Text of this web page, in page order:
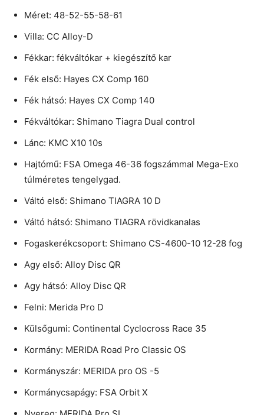
Méret: 48-52-55-58-61
Villa: CC Alloy-D
Fékkar: fékváltókar + kiegészítő kar
Fék első: Hayes CX Comp 160
Fék hátsó: Hayes CX Comp 140
Fékváltókar: Shimano Tiagra Dual control
Lánc: KMC X10 10s
Hajtómű: FSA Omega 46-36 fogszámmal Mega-Exo
túlméretes tengelygad.
Váltó első: Shimano TIAGRA 10 D
Váltó hátsó: Shimano TIAGRA rövidkanalas
Fogaskerékcsoport: Shimano CS-4600-10 12-28 fog
Agy első: Alloy Disc QR
Agy hátsó: Alloy Disc QR
Felni: Merida Pro D
Külsőgumi: Continental Cyclocross Race 35
Kormány: MERIDA Road Pro Classic OS
Kormányszár: MERIDA pro OS -5
Kormánycsapágy: FSA Orbit X